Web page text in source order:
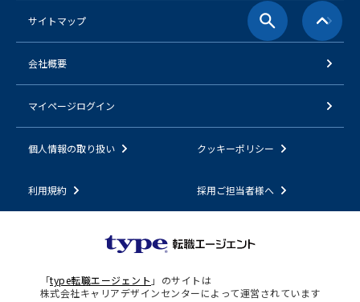
サイトマップ
会社概要
マイページログイン
個人情報の取り扱い クッキーポリシー
利用規約 採用ご担当者様へ
「type転職エージェント 」のサイトは
株式会社キャリアデザインセンターによって運営されています